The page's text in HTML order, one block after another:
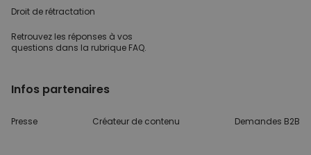
Droit de rétractation
Retrouvez les réponses à vos
questions dans la rubrique FAQ.
Infos partenaires
Presse Créateur de contenu Demandes B2B